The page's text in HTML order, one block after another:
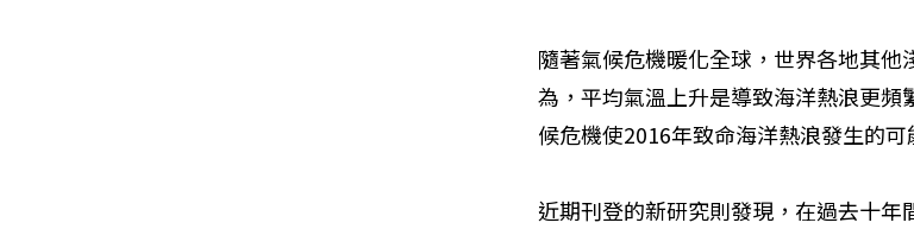
隨著氣候危機暖化全球，世界各地其
為，平均氣溫上升是導致海洋熱浪更
候危機使2016年致命海洋熱浪發生的可
近期刊登的新研究則發現，在過去十年